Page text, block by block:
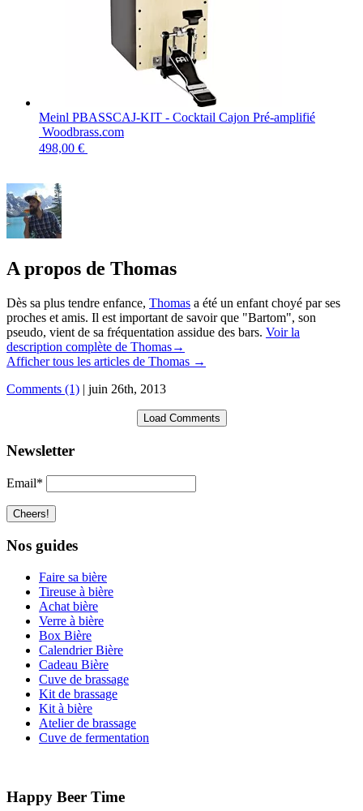
Meinl PBASSCAJ-KIT - Cocktail Cajon Pré-amplifié
Woodbrass.com
498,00 €
A propos de Thomas
Dès sa plus tendre enfance, Thomas a été un enfant choyé par ses
proches et amis. Il est important de savoir que "Bartom", son
pseudo, vient de sa fréquentation assidue des bars. Voir la
description complète de Thomas→
Afficher tous les articles de Thomas →
Comments (1) | juin 26th, 2013
Load Comments
Newsletter
Email*
Nos guides
Faire sa bière
Tireuse à bière
Achat bière
Verre à bière
Box Bière
Calendrier Bière
Cadeau Bière
Cuve de brassage
Kit de brassage
Kit à bière
Atelier de brassage
Cuve de fermentation
Happy Beer Time